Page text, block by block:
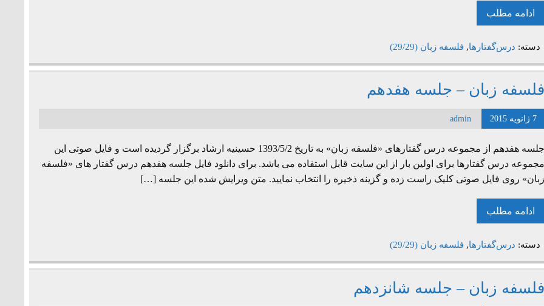
ادامه مطلب
دسته: درس‌گفتارها, فلسفه زبان (29/29)
فلسفه زبان – جلسه هفدهم
7 ژانویه 2015 admin
جلسه هفدهم از مجموعه درس گفتارهای «فلسفه زبان» به تاریخ 1393/5/2 حسینیه ارشاد برگزار گردیده است و فایل صوتی این
مجموعه درس گفتارها برای اولین بار از این سایت قابل استفاده می باشد. برای دانلود فایل جلسه هفدهم درس گفتار های «فلسفه
زبان» روی فایل صوتی کلیک راست زده و گزینه ذخیره را انتخاب نمایید. متن ویرایش شده این جلسه […]
ادامه مطلب
دسته: درس‌گفتارها, فلسفه زبان (29/29)
فلسفه زبان – جلسه شانزدهم